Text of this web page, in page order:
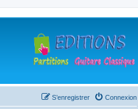
Connexion
S’enregistrer